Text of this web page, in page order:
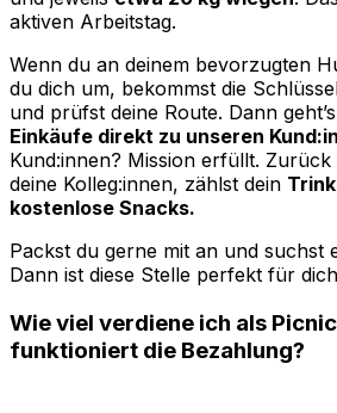
aktiven Arbeitstag.
Wenn du an deinem bevorzugten
du dich um, bekommst die
und prüfst deine Route. Dann
Einkäufe direkt zu unseren
Kund:innen? Mission erfüllt.
deine Kolleg:innen, zählst dein
kostenlose Snacks.
Packst du gerne mit an und suchst
Dann ist diese Stelle perfekt für
Wie viel verdiene ich als
funktioniert die Bezahlung?